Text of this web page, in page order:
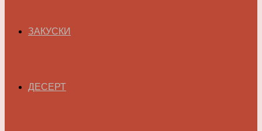
ЗАКУСКИ
ДЕСЕРТ